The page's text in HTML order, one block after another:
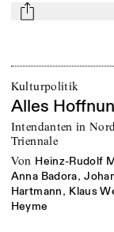
mail
Kulturpolitik
Alles
Intendanten in
Triennale
von Heinz-Rudolf
Anna Badora,
Hartmann, Klaus
Heyme